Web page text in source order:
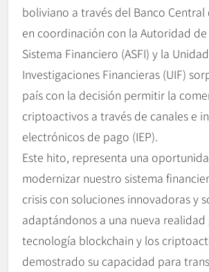
boliviano a través del Banco Central
en coordinación con la Autoridad
Sistema Financiero (ASFI) y la
Investigaciones Financieras (UIF)
país con la decisión permitir la
criptoactivos a través de canales e
electrónicos de pago (IEP).
Este hito, representa una
modernizar nuestro sistema
crisis con soluciones innovadoras y
adaptándonos a una nueva
tecnología blockchain y los
demostrado su capacidad para